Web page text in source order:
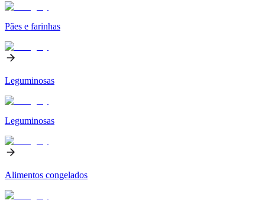
Pães e farinhas
Leguminosas
Leguminosas
Alimentos congelados